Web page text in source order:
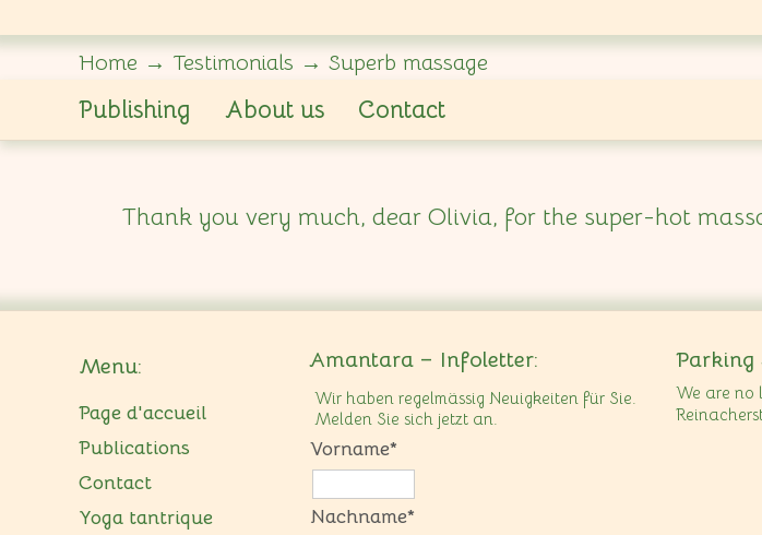
Home → Testimonials → Superb massage
Publishing About us Contact
Thank you very much, dear Olivia, for the super-hot
Menu:
Page d'accueil
Publications
Contact
Yoga tantrique
Amantara – Infoletter:
Wir haben regelmässig Neuigkeiten für Sie.
Melden Sie sich jetzt an.
Vorname*
Nachname*
Parking
We are no